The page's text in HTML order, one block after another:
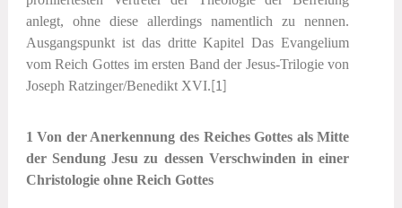
anlegt, ohne diese allerdings namentlich zu nennen.
Ausgangspunkt ist das dritte KapitelDas Evangelium
vom Reich Gottes im ersten Band der Jesus-Trilogie von
Joseph Ratzinger/Benedikt XVI.[1]
1 Von der Anerkennung des Reiches Gottes als Mitte
der Sendung Jesu zu dessen Verschwinden in einer
Christologie ohne Reich Gottes